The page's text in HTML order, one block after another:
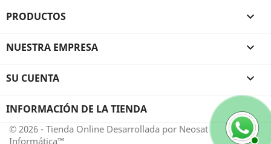
PRODUCTOS 
NUESTRA EMPRESA 
SU CUENTA 
INFORMACIÓN DE LA TIENDA
© 2026 - Tienda Online Desarrollada por Neosat
Informática™